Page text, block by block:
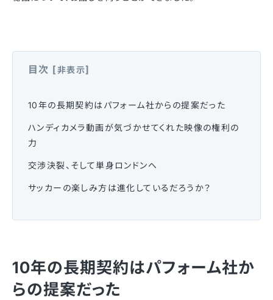
目次 [非表示]
10年の長期契約はパフォーム社からの提案だった
ハンディカメラ動画が気づかせてくれた映像の権利の
力
交渉決裂、そして単身ロンドンへ
サッカーの楽しみ方は進化しているだろうか？
10年の長期契約はパフォーム社か
らの提案だった